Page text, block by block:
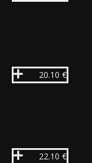
20.10 €
22.10 €